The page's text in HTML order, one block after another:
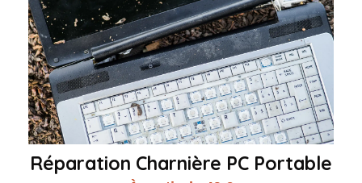
Réparation Charnière PC Portable